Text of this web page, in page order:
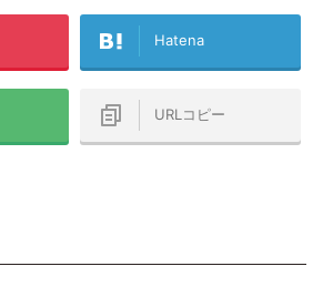
Hatena
URLコピー